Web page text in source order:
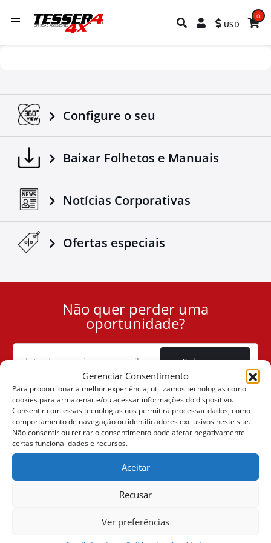
Gerenciar Consentimento
Para proporcionar a melhor experiência, utilizamos tecnologias como
cookies para armazenar e/ou acessar informações do dispositivo.
Consentir com essas tecnologias nos permitirá processar dados, como
comportamento de navegação ou identificadores exclusivos neste site.
Não consentir ou retirar o consentimento pode afetar negativamente
certas funcionalidades e recursos.
Aceitar
Recusar
Ver preferências
USD
0
Configure o seu
Baixar Folhetos e Manuais
Notícias Corporativas
Ofertas especiais
Cookie
Não quer perder uma
oportunidade?
Subscrever
(+30) 6947901533
(+30) 2105542813